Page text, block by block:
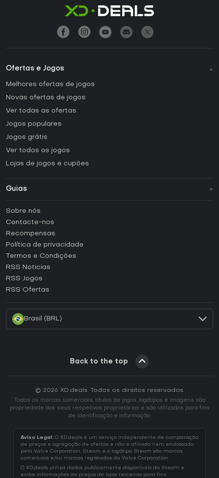
Ofertas e Jogos
Melhores ofertas de jogos
Novas ofertas de jogos
Ver todas as ofertas
Jogos populares
Jogos grátis
Ver todos os jogos
Lojas de jogos e cupões
Guias
Como ativar uma CD Key Steam?
Como ativar uma CD Key Epic Games?
Como ativar uma CD Key GOG?
Como ativar uma CD Key Ubisoft Connect?
Sobre nós
Contacte-nos
Recompensas
Política de privacidade
Termos e Condições
RSS Noticias
RSS Jogos
RSS Ofertas
Brasil (BRL)
Back to the top
© 2026 XD.deals. Todos os direitos reservados.
Todas as marcas comerciais, títulos de jogos, logótipos e imagens são
propriedade dos seus respetivos proprietários e são utilizados para fins
de identificação e informação.
Aviso Legal: O XD.deals é um serviço independente de comparação
de preços e agregação de ofertas e não é afiliado nem endossado
pela Valve Corporation. Steam e o logótipo Steam são marcas
comerciais e/ou marcas registadas da Valve Corporation.
O XD.deals utiliza dados publicamente disponíveis da Steam e
exibe informações de preços de lojas terceiras para fins